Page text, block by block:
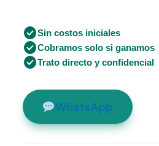
check_circleSin costos iniciales
check_circleCobramos solo si ganamos
check_circleTrato directo y confidencial
WhatsApp